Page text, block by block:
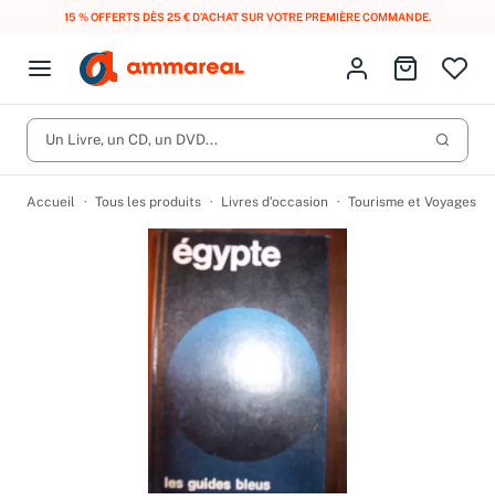
15 % OFFERTS DÈS 25 € D’ACHAT SUR VOTRE PREMIÈRE COMMANDE.
Open menu
Fermer le menu
CD d'occasion
DVD d'occasion
Vinyles d'occasion
Meilleures ventes
Lancer
Vous n'avez pas trouvé l'article que vous cherchiez ?
Activez les notifications dans votre compte pour être alerté dès
qu'il est en stock.
Créer une alerte
Identifiez-vous
Aller au
Un Livre, un CD, un DVD...
Accueil Tous les produits Livres d’occasion Tourisme et Voyages